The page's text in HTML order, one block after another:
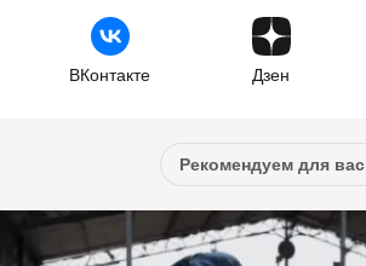
ВКонтакте Дзен
Рекомендуем для вас